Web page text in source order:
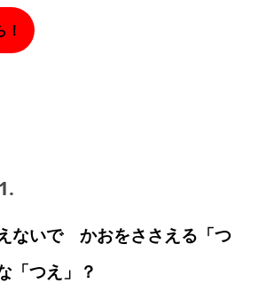
ないで かおをささえる「つ
「つえ」？